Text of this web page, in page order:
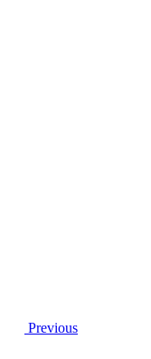
Previous